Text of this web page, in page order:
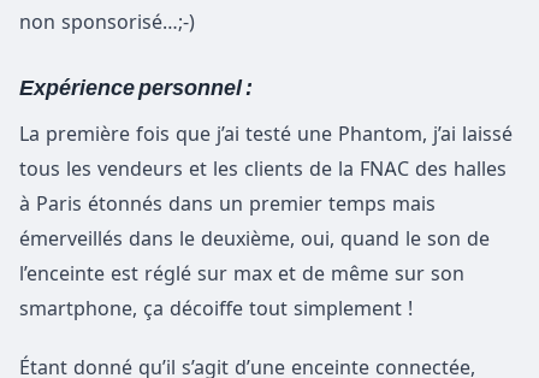
non sponsorisé…;-)
Expérience personnel :
La première fois que j’ai testé une Phantom, j’ai laissé
tous les vendeurs et les clients de la FNAC des halles
à Paris étonnés dans un premier temps mais
émerveillés dans le deuxième, oui, quand le son de
l’enceinte est réglé sur max et de même sur son
smartphone, ça décoiffe tout simplement !
Étant donné qu’il s’agit d’une enceinte connectée,